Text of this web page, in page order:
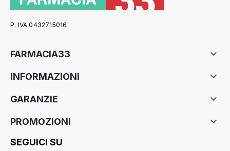
P. IVA 0432715016
FARMACIA33 
INFORMAZIONI 
GARANZIE 
PROMOZIONI 
SEGUICI SU